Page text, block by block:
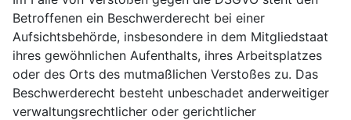
Betroffenen ein Beschwerderecht bei einer
Aufsichtsbehörde, insbesondere in dem Mitgliedstaat
ihres gewöhnlichen Aufenthalts, ihres Arbeitsplatzes
oder des Orts des mutmaßlichen Verstoßes zu. Das
Beschwerderecht besteht unbeschadet anderweitiger
verwaltungsrechtlicher oder gerichtlicher